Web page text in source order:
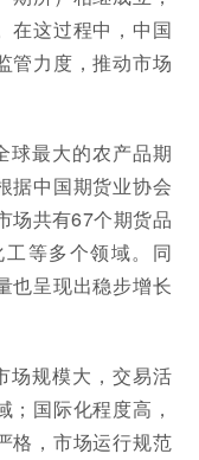
在这过程中，中国
管力度，推动市场
球最大的农产品期
据中国期货业协会
场共有67个期货品
等多个领域。同
也呈现出稳步增长
场规模大，交易活
国际化程度高，
格，市场运行规范